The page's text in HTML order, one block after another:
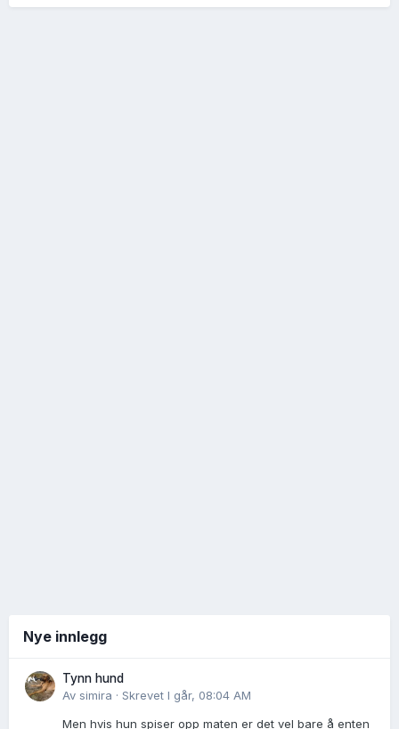
Nye innlegg
Tynn hund
Av simira · Skrevet I går, 08:04 AM
Men hvis hun spiser opp maten er det vel bare å enten